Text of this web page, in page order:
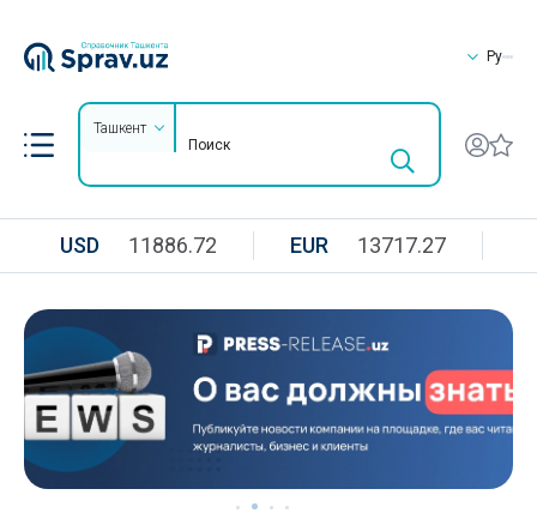
Ру
Ташкент
USD 11886.72 EUR 13717.27